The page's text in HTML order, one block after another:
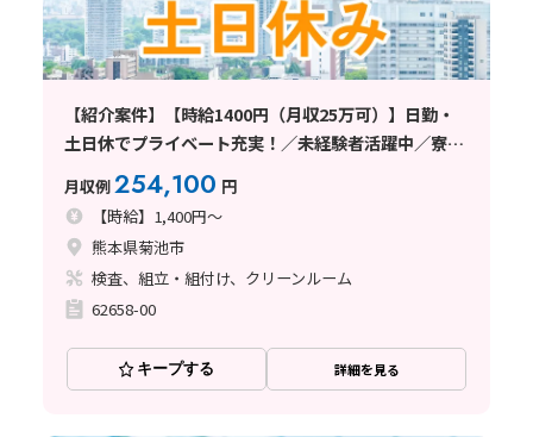
【紹介案件】【時給1400円（月収25万可）】日勤・
土日休でプライベート充実！／未経験者活躍中／寮手
配可能求人
月収例254,100 円
【時給】1,400円～
熊本県菊池市
検査、組立・組付け、クリーンルーム
62658-00
キープする 詳細を見る